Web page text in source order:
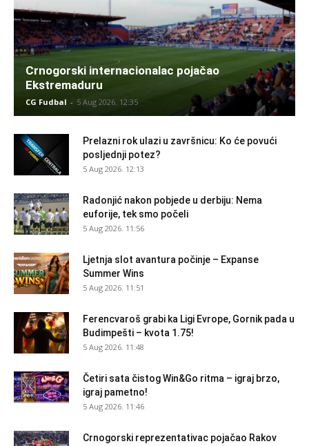
Crnogorski internacionalac pojačao
Ekstremaduru
CG Fudbal - 5 Aug 2026. 12:35
Prelazni rok ulazi u završnicu: Ko će povući
posljednji potez?
5 Aug 2026. 12:13
Radonjić nakon pobjede u derbiju: Nema
euforije, tek smo počeli
5 Aug 2026. 11:56
Ljetnja slot avantura počinje – Expanse
Summer Wins
5 Aug 2026. 11:51
Ferencvaroš grabi ka Ligi Evrope, Gornik pada u
Budimpešti – kvota 1.75!
5 Aug 2026. 11:48
Četiri sata čistog Win&Go ritma – igraj brzo,
igraj pametno!
5 Aug 2026. 11:46
Crnogorski reprezentativac pojačao Rakov